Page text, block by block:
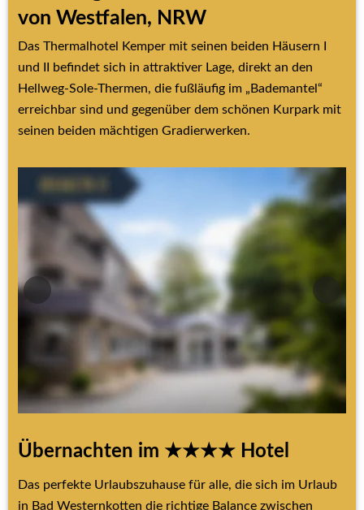
von Westfalen, NRW
Das Thermalhotel Kemper mit seinen beiden Häusern I
und II befindet sich in attraktiver Lage, direkt an den
Hellweg-Sole-Thermen, die fußläufig im „Bademantel“
erreichbar sind und gegenüber dem schönen Kurpark mit
seinen beiden mächtigen Gradierwerken.
Übernachten im ★★★★ Hotel
Das perfekte Urlaubszuhause für alle, die sich im Urlaub
in Bad Westernkotten die richtige Balance zwischen